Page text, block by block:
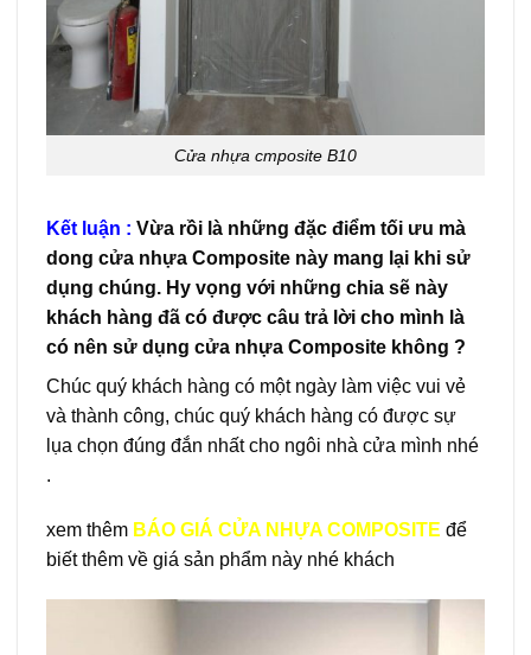
Cửa nhựa cmposite B10
Kết luận : Vừa rồi là những đặc điểm tối ưu mà
dong cửa nhựa Composite này mang lại khi sử
dụng chúng. Hy vọng với những chia sẽ này
khách hàng đã có được câu trả lời cho mình là
có nên sử dụng cửa nhựa Composite không ?
Chúc quý khách hàng có một ngày làm việc vui vẻ
và thành công, chúc quý khách hàng có được sự
lụa chọn đúng đắn nhất cho ngôi nhà cửa mình nhé
.
xem thêm BÁO GIÁ CỬA NHỰA COMPOSITE để
biết thêm về giá sản phẩm này nhé khách